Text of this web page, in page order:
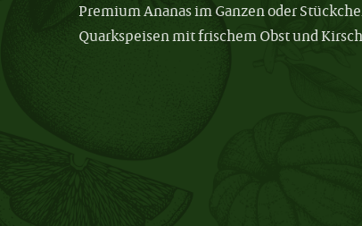
Premium Ananas im Ganzen oder
Quarkspeisen mit frischem Obst und